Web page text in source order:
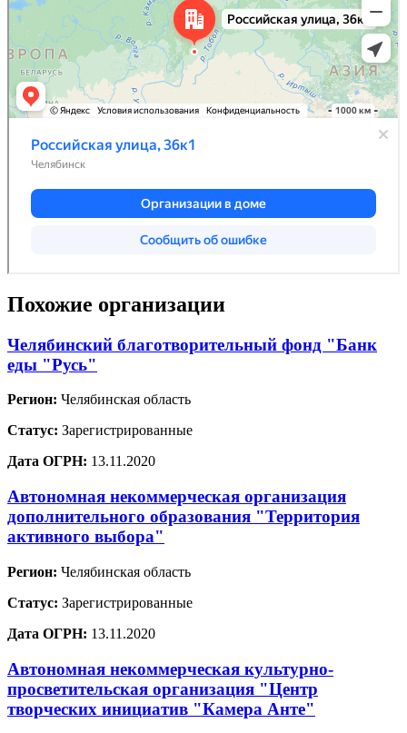
Похожие организации
Челябинский благотворительный фонд "Банк
еды "Русь"
Регион: Челябинская область
Статус: Зарегистрированные
Дата ОГРН: 13.11.2020
Автономная некоммерческая организация
дополнительного образования "Территория
активного выбора"
Регион: Челябинская область
Статус: Зарегистрированные
Дата ОГРН: 13.11.2020
Автономная некоммерческая культурно-
просветительская организация "Центр
творческих инициатив "Камера Анте"